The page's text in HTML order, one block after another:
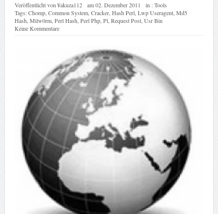
Veröffentlicht von¥akuza112 am02. Dezember 2011 in :Tools
Tags:Chomp, Common System, Cracker, Hash Perl, Lwp Useragent, Md5
Hash Milw0rm, Perl Hash Perl Php, Pl, Request Post, Usr Bin
Keine Kommentare